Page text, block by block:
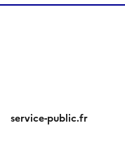
service-public.fr